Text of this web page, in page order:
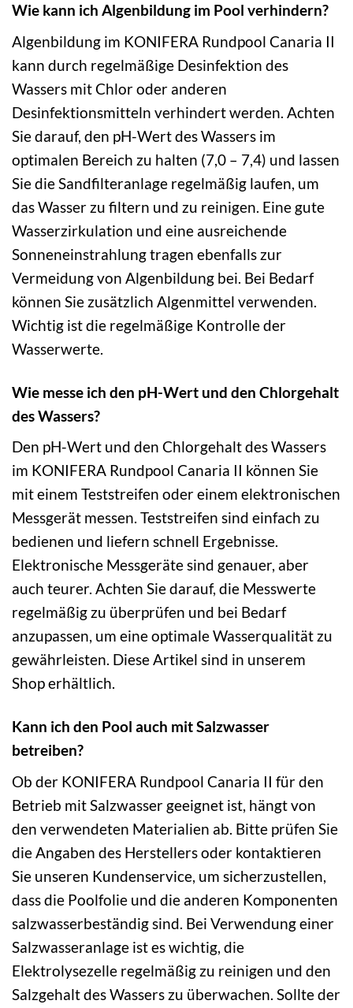
Wie kann ich Algenbildung im Pool verhindern?
Algenbildung im KONIFERA Rundpool Canaria II
kann durch regelmäßige Desinfektion des
Wassers mit Chlor oder anderen
Desinfektionsmitteln verhindert werden. Achten
Sie darauf, den pH-Wert des Wassers im
optimalen Bereich zu halten (7,0 – 7,4) und lassen
Sie die Sandfilteranlage regelmäßig laufen, um
das Wasser zu filtern und zu reinigen. Eine gute
Wasserzirkulation und eine ausreichende
Sonneneinstrahlung tragen ebenfalls zur
Vermeidung von Algenbildung bei. Bei Bedarf
können Sie zusätzlich Algenmittel verwenden.
Wichtig ist die regelmäßige Kontrolle der
Wasserwerte.
Wie messe ich den pH-Wert und den Chlorgehalt
des Wassers?
Den pH-Wert und den Chlorgehalt des Wassers
im KONIFERA Rundpool Canaria II können Sie
mit einem Teststreifen oder einem elektronischen
Messgerät messen. Teststreifen sind einfach zu
bedienen und liefern schnell Ergebnisse.
Elektronische Messgeräte sind genauer, aber
auch teurer. Achten Sie darauf, die Messwerte
regelmäßig zu überprüfen und bei Bedarf
anzupassen, um eine optimale Wasserqualität zu
gewährleisten. Diese Artikel sind in unserem
Shop erhältlich.
Kann ich den Pool auch mit Salzwasser
betreiben?
Ob der KONIFERA Rundpool Canaria II für den
Betrieb mit Salzwasser geeignet ist, hängt von
den verwendeten Materialien ab. Bitte prüfen Sie
die Angaben des Herstellers oder kontaktieren
Sie unseren Kundenservice, um sicherzustellen,
dass die Poolfolie und die anderen Komponenten
salzwasserbeständig sind. Bei Verwendung einer
Salzwasseranlage ist es wichtig, die
Elektrolysezelle regelmäßig zu reinigen und den
Salzgehalt des Wassers zu überwachen. Sollte der